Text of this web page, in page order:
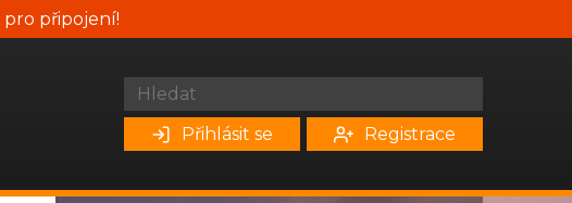
pro připojení!
Přihlásit se Registrace